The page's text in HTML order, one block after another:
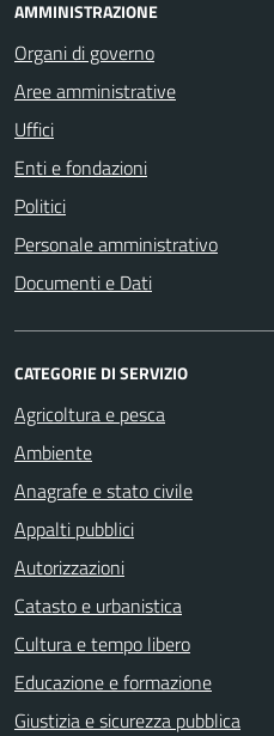
AMMINISTRAZIONE
Organi di governo
Aree amministrative
Uffici
Enti e fondazioni
Politici
Personale amministrativo
Documenti e Dati
CATEGORIE DI SERVIZIO
Agricoltura e pesca
Ambiente
Anagrafe e stato civile
Appalti pubblici
Autorizzazioni
Catasto e urbanistica
Cultura e tempo libero
Educazione e formazione
Giustizia e sicurezza pubblica